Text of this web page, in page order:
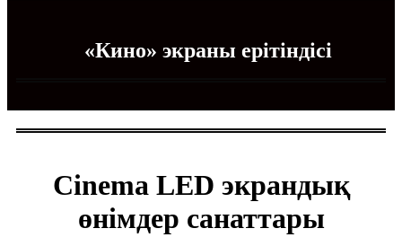
«Кино» экраны ерітіндісі
Cinema LED экрандық
өнімдер санаттары